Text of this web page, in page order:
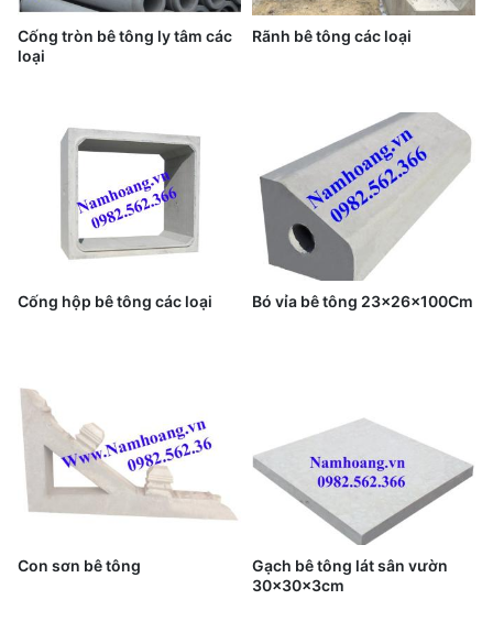
Cống tròn bê tông ly tâm các
loại
Rãnh bê tông các loại
Cống hộp bê tông các loại Bó vỉa bê tông 23x26x100Cm
Con sơn bê tông
Gạch bê tông lát sân vườn
30x30x3cm